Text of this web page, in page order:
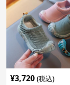
¥3,720 (税込)